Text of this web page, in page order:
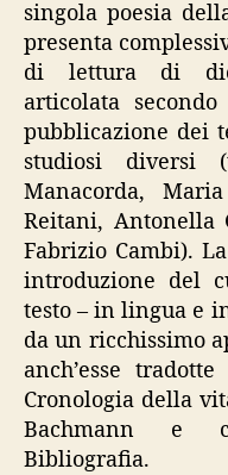
singola poesia
presenta
di lettura di
articolata
pubblicazione dei
studiosi diversi
Manacorda,
Reitani, Antonella
Fabrizio Cambi).
introduzione del
testo – in lingua e
da un ricchissimo
anch’esse
Cronologia della
Bachmann e
Bibliografia.